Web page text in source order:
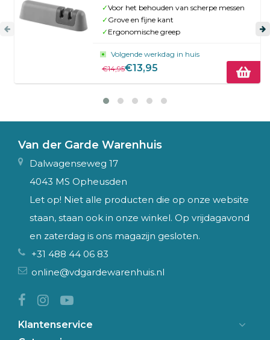
✓Voor het behouden van scherpe messen
✓ Grove en fijne kant
✓ Ergonomische greep
Volgende werkdag in huis
€14,95€13,95
Van der Garde Warenhuis
Dalwagenseweg 17
4043 MS Opheusden
Let op! Niet alle producten die op onze website
staan, staan ook in onze winkel. Op vrijdagavond
en zaterdag is ons magazijn gesloten.
+31 488 44 06 83
online@vdgardewarenhuis.nl
Klantenservice